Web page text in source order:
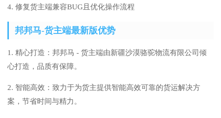
4. 修复货主端兼容BUG且优化操作流程
邦邦马-货主端最新版优势
1. 精心打造：邦邦马 - 货主端由新疆沙漠骆驼物流有限公司倾
心打造，品质有保障。
2. 智能高效：致力于为货主提供智能高效可靠的货运解决方
案，节省时间与精力。